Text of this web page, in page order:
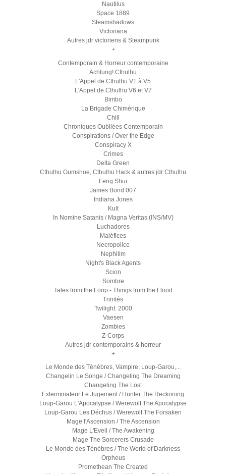
Nautilus
Space 1889
Steamshadows
Victoriana
Autres jdr victoriens & Steampunk
+
Contemporain & Horreur contemporaine
Achtung! Cthulhu
L'Appel de Cthulhu V1 à V5
L'Appel de Cthulhu V6 et V7
Bimbo
La Brigade Chimérique
Chill
Chroniques Oubliées Contemporain
Conspirations / Over the Edge
Conspiracy X
Crimes
Delta Green
Cthulhu Gumshoe, Cthulhu Hack & autres jdr Cthulhu
Feng Shui
James Bond 007
Indiana Jones
Kult
In Nomine Satanis / Magna Veritas (INS/MV)
Luchadores
Maléfices
Necropolice
Nephilim
Night's Black Agents
Scion
Sombre
Tales from the Loop - Things from the Flood
Trinités
Twilight: 2000
Vaesen
Zombies
Z-Corps
Autres jdr contemporains & horreur
+
Le Monde des Ténèbres, Vampire, Loup-Garou,...
Changelin Le Songe / Changeling The Dreaming
Changeling The Lost
Exterminateur Le Jugement / Hunter The Reckoning
Loup-Garou L'Apocalypse / Werewolf The Apocalypse
Loup-Garou Les Déchus / Werewolf The Forsaken
Mage l'Ascension / The Ascension
Mage L'Eveil / The Awakening
Mage The Sorcerers Crusade
Le Monde des Ténèbres / The World of Darkness
Orpheus
Promethean The Created